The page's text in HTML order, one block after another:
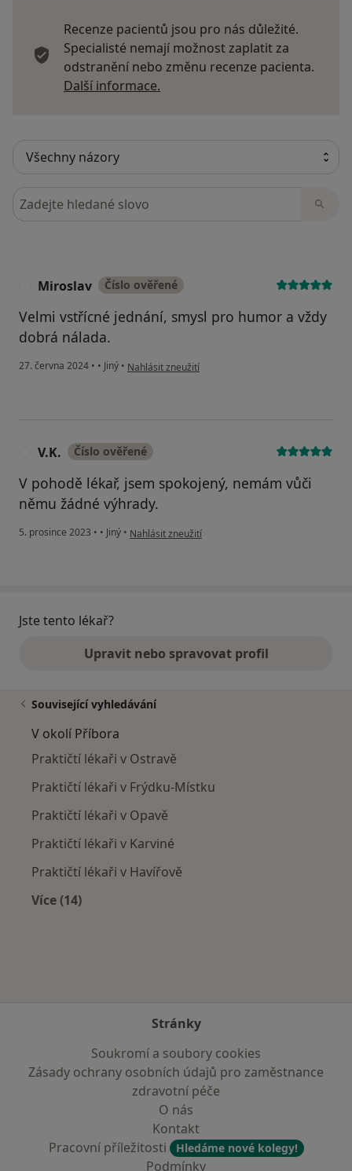
Recenze pacientů jsou pro nás důležité.
Specialisté nemají možnost zaplatit za
odstranění nebo změnu recenze pacienta.
Další informace.
Hledejte v názorech
Miroslav Číslo ověřené
Velmi vstřícné jednání, smysl pro humor a vždy
dobrá nálada.
27. června 2024 • • Jiný • podle názoru uživatele Miroslav
Nahlásit zneužití
V.K. Číslo ověřené
V pohodě lékař, jsem spokojený, nemám vůči
němu žádné výhrady.
5. prosince 2023 • • Jiný • podle názoru uživatele V.K.
Nahlásit zneužití
Jste tento lékař?
Upravit nebo spravovat profil
Související vyhledávání
V okolí Příbora
Praktičtí lékaři v Ostravě
Praktičtí lékaři v Frýdku-Místku
Praktičtí lékaři v Opavě
Praktičtí lékaři v Karviné
Praktičtí lékaři v Havířově
Více (14)
Stránky
Soukromí a soubory cookies
Zásady ochrany osobních údajů pro zaměstnance
zdravotní péče
O nás
Kontakt
Pracovní příležitosti
Hledáme nové kolegy!
Podmínky